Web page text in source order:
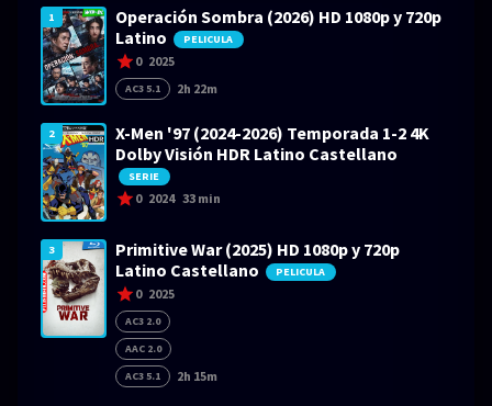
1
Operación Sombra (2026) HD 1080p y 720p
Latino
PELICULA
0 2025
AC3 5.1 2h 22m
2
X-Men '97 (2024-2026) Temporada 1-2 4K
Dolby Visión HDR Latino Castellano
SERIE
0 2024 33 min
3
Primitive War (2025) HD 1080p y 720p
Latino Castellano
PELICULA
0 2025
AC3 2.0
AAC 2.0
AC3 5.1
2h 15m